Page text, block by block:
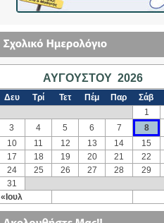
ΑΥΓΟΎΣΤΟΥ 2026
Δευ Τρί Τετ Πέμ Παρ Σάβ
«Ιουλ
1
3
4 5 6 7 8
10
11 12 13 14 15
17
18 19 20 21 22
24
25 26 27 28 29
31